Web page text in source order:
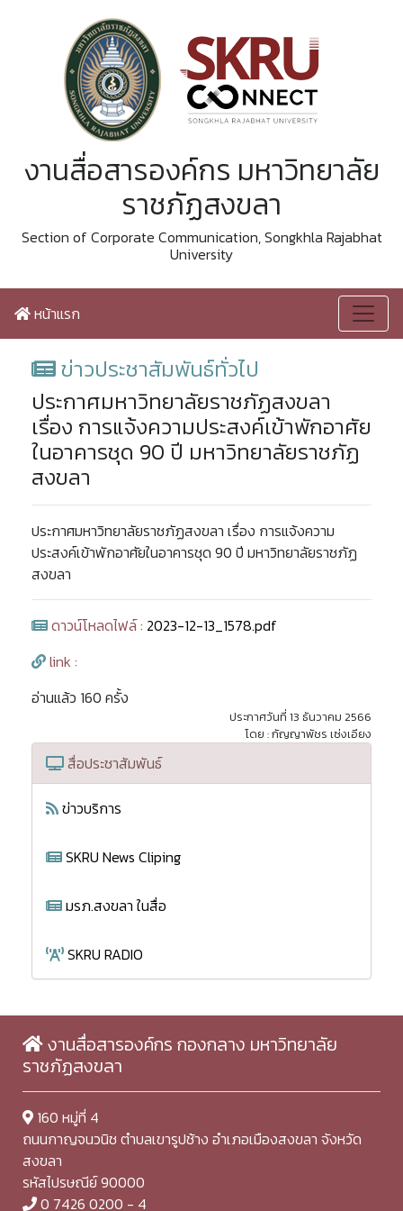
งานสื่อสารองค์กร มหาวิทยาลัย
ราชภัฏสงขลา
Section of Corporate Communication, Songkhla Rajabhat
University
หน้าแรก
ข่าวประชาสัมพันธ์ทั่วไป
ประกาศมหาวิทยาลัยราชภัฏสงขลา
เรื่อง การแจ้งความประสงค์เข้าพักอาศัย
ในอาคารชุด 90 ปี มหาวิทยาลัยราชภัฏ
สงขลา
ประกาศมหาวิทยาลัยราชภัฏสงขลา เรื่อง การแจ้งความ
ประสงค์เข้าพักอาศัยในอาคารชุด 90 ปี มหาวิทยาลัยราชภัฏ
สงขลา
ดาวน์โหลดไฟล์ : 2023-12-13_1578.pdf
link :
อ่านแล้ว 160 ครั้ง
ประกาศวันที่ 13 ธันวาคม 2566
โดย : กัญญาพัชร เซ่งเอียง
สื่อประชาสัมพันธ์
ข่าวบริการ
SKRU News Cliping
มรภ.สงขลา ในสื่อ
SKRU RADIO
งานสื่อสารองค์กร กองกลาง มหาวิทยาลัย
ราชภัฏสงขลา
160 หมู่ที่ 4
ถนนกาญจนวนิช ตำบลเขารูปช้าง อำเภอเมืองสงขลา จังหวัด
สงขลา
รหัสไปรษณีย์ 90000
0 7426 0200 - 4